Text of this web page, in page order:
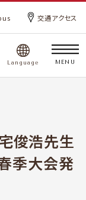
交通アクセス
Language MENU
俊浩先生
季大会発